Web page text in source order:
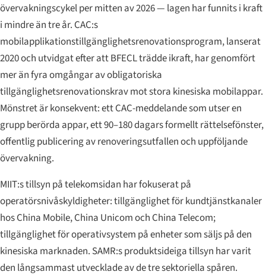
övervakningscykel per mitten av 2026 — lagen har funnits i kraft
i mindre än tre år. CAC:s
mobilapplikationstillgänglighetsrenovationsprogram, lanserat
2020 och utvidgat efter att BFECL trädde ikraft, har genomfört
mer än fyra omgångar av obligatoriska
tillgänglighetsrenovationskrav mot stora kinesiska mobilappar.
Mönstret är konsekvent: ett CAC-meddelande som utser en
grupp berörda appar, ett 90–180 dagars formellt rättelsefönster,
offentlig publicering av renoveringsutfallen och uppföljande
övervakning.
MIIT:s tillsyn på telekomsidan har fokuserat på
operatörsnivåskyldigheter: tillgänglighet för kundtjänstkanaler
hos China Mobile, China Unicom och China Telecom;
tillgänglighet för operativsystem på enheter som säljs på den
kinesiska marknaden. SAMR:s produktsideiga tillsyn har varit
den långsammast utvecklade av de tre sektoriella spåren.